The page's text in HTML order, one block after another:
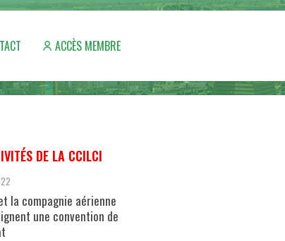
ACCÈS MEMBRE
DE LA CCILCI
la compagnie aérienne
une convention de